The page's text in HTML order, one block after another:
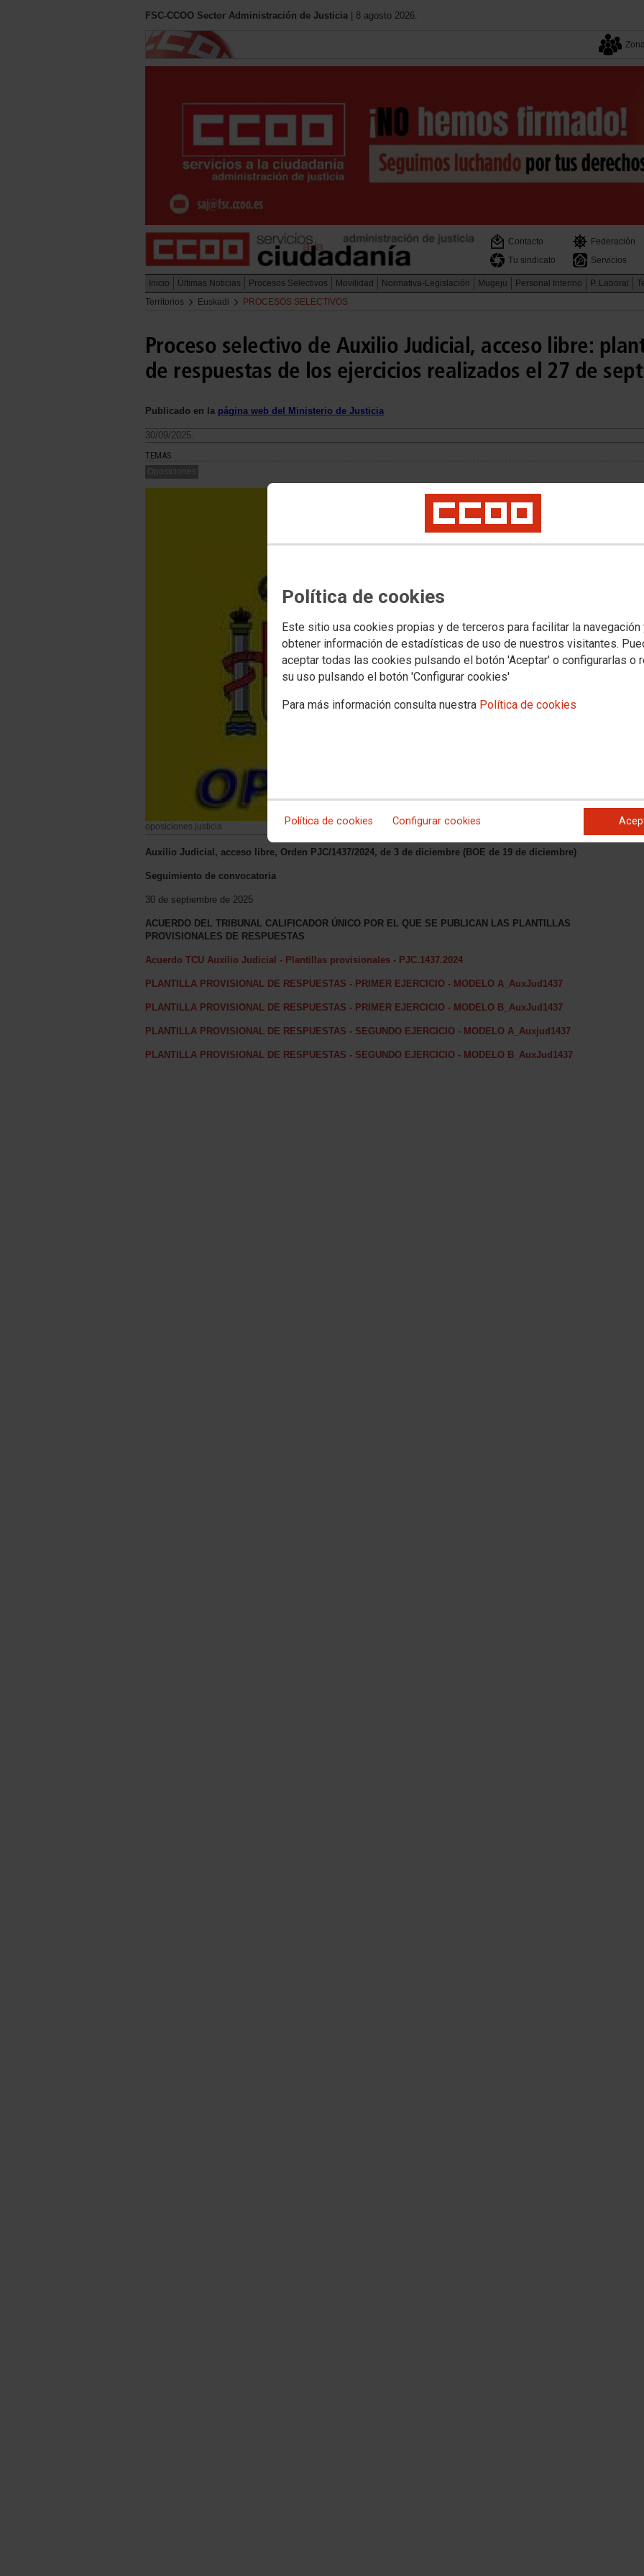
Política de cookies
Este sitio usa cookies propias y de terceros para facilitar la navegación
obtener información de estadísticas de uso de nuestros visitantes.
aceptar todas las cookies pulsando el botón 'Aceptar' o configurarlas o
su uso pulsando el botón 'Configurar cookies'
Para más información consulta nuestra Política de cookies
Política de cookies Configurar cookies
FSC-CCOO Sector Administración de Justicia | 8 agosto 2026.
Contacto
Federación
Tu sindicato
Servicios
Inicio Últimas Noticias Procesos Selectivos Movilidad Normativa-Legislación Mugeju Personal Interino P. Laboral
Territorios
Euskadi PROCESOS SELECTIVOS
Proceso selectivo de Auxilio Judicial, acceso libre:
de respuestas de los ejercicios realizados el 27 de
Publicado en la página web del Ministerio de Justicia
30/09/2025.
TEMAS
Oposiciones
oposiciones justicia
Auxilio Judicial, acceso libre, Orden PJC/1437/2024, de 3 de diciembre (BOE de 19 de diciembre)
Seguimiento de convocatoria
30 de septiembre de 2025
ACUERDO DEL TRIBUNAL CALIFICADOR ÚNICO POR EL QUE SE PUBLICAN LAS PLANTILLAS
PROVISIONALES DE RESPUESTAS
Acuerdo TCU Auxilio Judicial - Plantillas provisionales - PJC.1437.2024
PLANTILLA PROVISIONAL DE RESPUESTAS - PRIMER EJERCICIO - MODELO A_AuxJud1437
PLANTILLA PROVISIONAL DE RESPUESTAS - PRIMER EJERCICIO - MODELO B_AuxJud1437
PLANTILLA PROVISIONAL DE RESPUESTAS - SEGUNDO EJERCICIO - MODELO A_Auxjud1437
PLANTILLA PROVISIONAL DE RESPUESTAS - SEGUNDO EJERCICIO - MODELO B_AuxJud1437